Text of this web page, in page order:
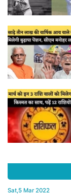
Sat,5 Mar 2022